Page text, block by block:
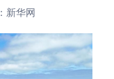
线
文化
新华网